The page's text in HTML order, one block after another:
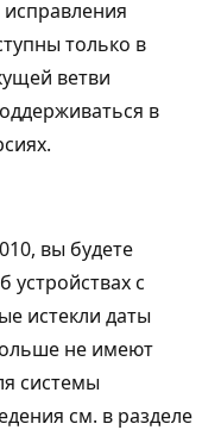
исправления
только в
ветви
в
вы будете
устройствах с
истекли даты
не имеют
системы
см. в разделе